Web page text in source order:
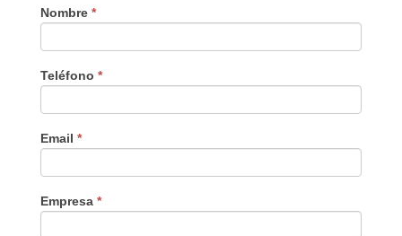
Nombre *
Teléfono *
Email *
Empresa *